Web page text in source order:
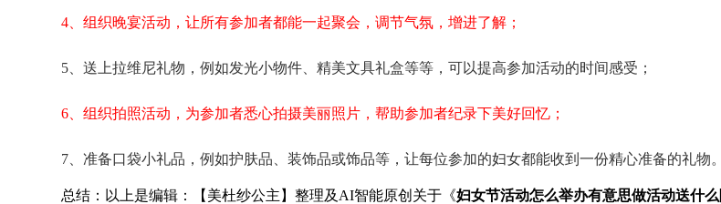
4、组织晚宴活动，让所有参加者都能一起聚会，调节气氛，增进了解；
5、送上拉维尼礼物，例如发光小物件、精美文具礼盒等等，可以提高参加活动的时间感受；
6、组织拍照活动，为参加者悉心拍摄美丽照片，帮助参加者纪录下美好回忆；
7、准备口袋小礼品，例如护肤品、装饰品或饰品等，让每位参加的妇女都能收到一份精心准备的礼物。
总结：以上是编辑：【美杜纱公主】整理及AI智能原创关于《妇女节活动怎么举办有意思做活动送什